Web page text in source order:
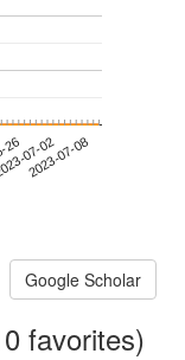
07-02
2023-07-08
Google Scholar
favorites)